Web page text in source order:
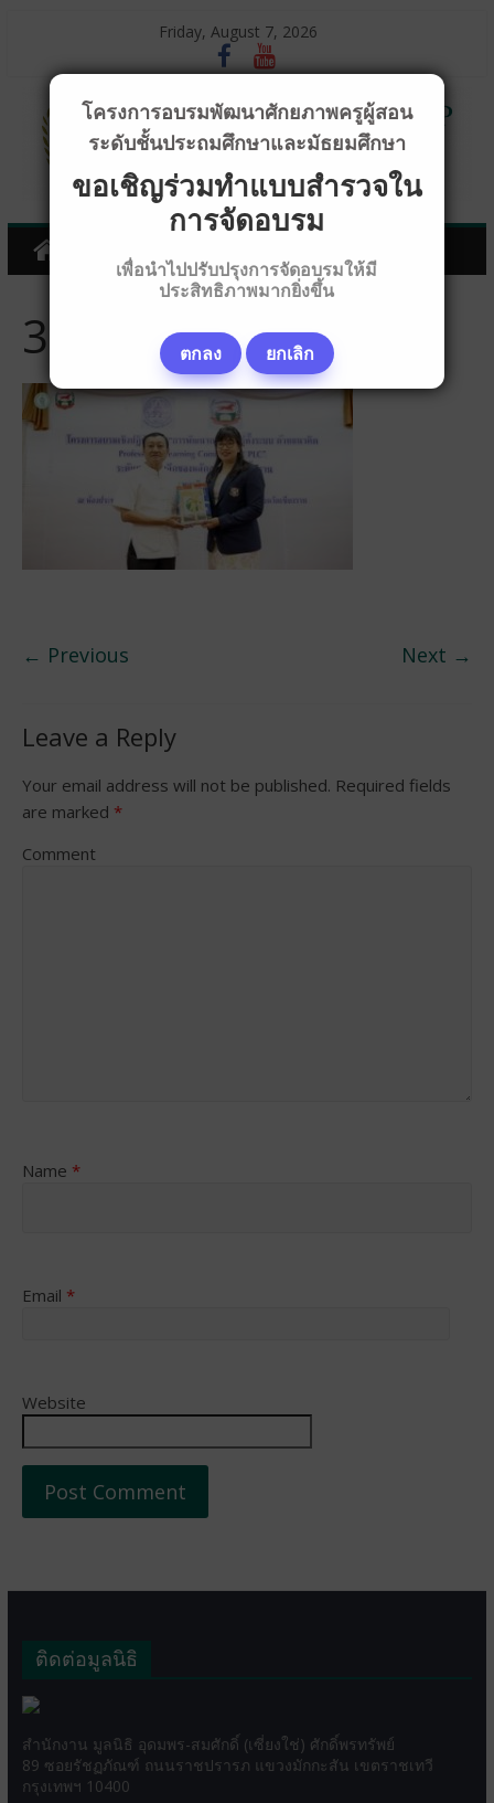
Friday, August 7, 2026
318A7125_320x180
← Previous Next →
Leave a Reply
Your email address will not be published. Required fields
are marked *
Comment
Name *
Email *
Website
ติดต่อมูลนิธิ
สำนักงาน มูลนิธิ อุดมพร-สมศักดิ์ (เซี่ยงใช่) ศักดิ์พรทรัพย์
89 ซอยรัชฏภัณฑ์ ถนนราชปรารภ แขวงมักกะสัน เขตราชเทวี
กรุงเทพฯ 10400
โครงการอบรมพัฒนาศักยภาพครูผู้สอน
ระดับชั้นประถมศึกษาและมัธยมศึกษา
ขอเชิญร่วมทำแบบสำรวจใน
การจัดอบรม
เพื่อนำไปปรับปรุงการจัดอบรมให้มี
ประสิทธิภาพมากยิ่งขึ้น
ตกลง ยกเลิก